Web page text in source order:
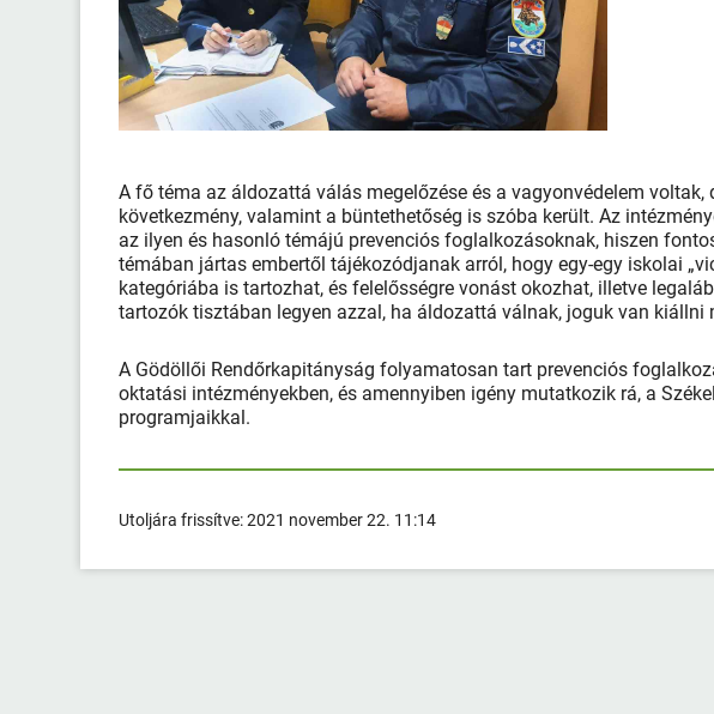
A fő téma az áldozattá válás megelőzése és a vagyonvédelem
következmény, valamint a büntethetőség is szóba került. Az
az ilyen és hasonló témájú prevenciós foglalkozásoknak, hiszen
témában jártas embertől tájékozódjanak arról, hogy egy-egy iskolai
kategóriába is tartozhat, és felelősségre vonást okozhat, illetve
tartozók tisztában legyen azzal, ha áldozattá válnak, joguk van kiállni
A Gödöllői Rendőrkapitányság folyamatosan tart prevenciós
oktatási intézményekben, és amennyiben igény mutatkozik rá, a
programjaikkal.
Utoljára frissítve:2021 november 22. 11:14